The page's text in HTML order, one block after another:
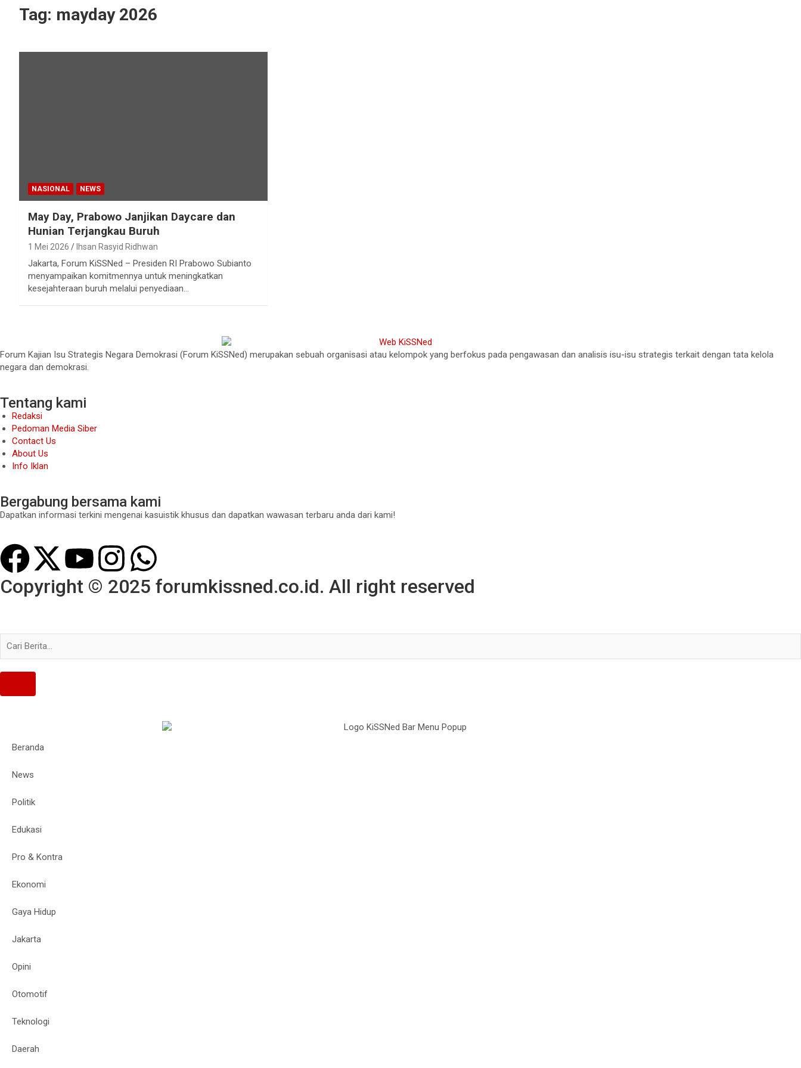
Tag: mayday 2026
NASIONAL NEWS
May Day, Prabowo Janjikan Daycare dan
Hunian Terjangkau Buruh
1 Mei 2026 Ihsan Rasyid Ridhwan
Jakarta, Forum KiSSNed – Presiden RI Prabowo Subianto
menyampaikan komitmennya untuk meningkatkan
kesejahteraan buruh melalui penyediaan…
Forum Kajian Isu Strategis Negara Demokrasi (Forum KiSSNed) merupakan sebuah organisasi atau kelompok yang berfokus pada pengawasan dan analisis isu-isu strategis terkait dengan tata kelola
negara dan demokrasi.
Tentang kami
Redaksi
Pedoman Media Siber
Contact Us
About Us
Info Iklan
Bergabung bersama kami
Dapatkan informasi terkini mengenai kasuistik khusus dan dapatkan wawasan terbaru anda dari kami!
Copyright © 2025 forumkissned.co.id. All right reserved
Beranda
News
Politik
Edukasi
Pro & Kontra
Ekonomi
Gaya Hidup
Jakarta
Opini
Otomotif
Teknologi
Daerah